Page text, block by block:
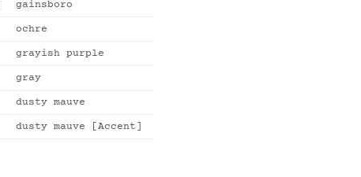
gainsboro
ochre
grayish purple
gray
dusty mauve
dusty mauve [Accent]